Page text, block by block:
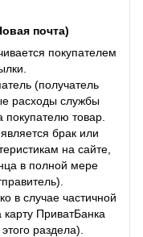
почта)
покупателем
(получатель
расходы службы
товар.
брак или
на сайте,
в полной мере
в случае частичной
ПриватБанка
раздела).